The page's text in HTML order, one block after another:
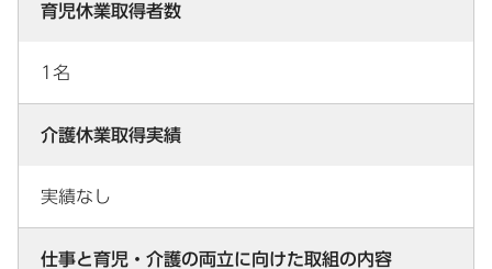
育児休業取得者数
1名
介護休業取得実績
実績なし
仕事と育児・介護の両立に向けた取組の内容